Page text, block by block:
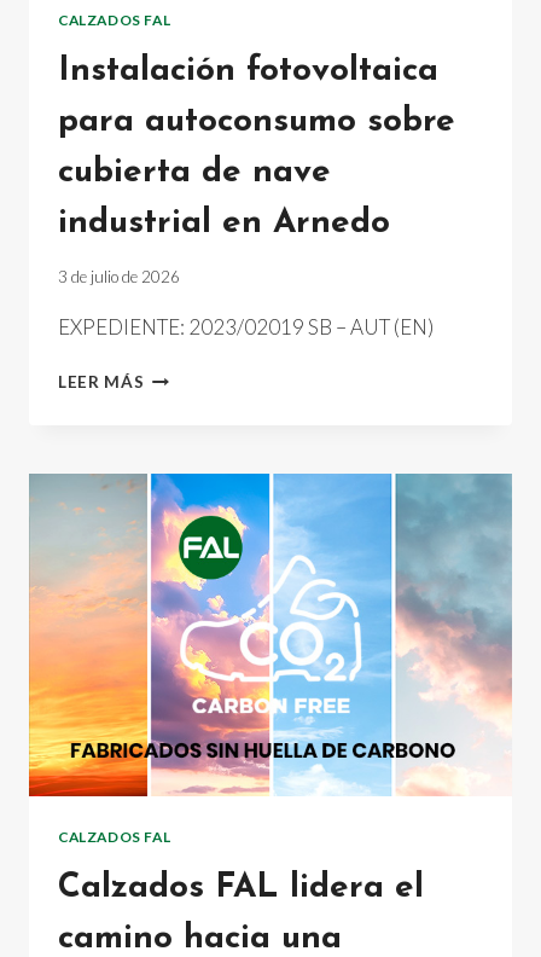
CALZADOS FAL
Instalación fotovoltaica
para autoconsumo sobre
cubierta de nave
industrial en Arnedo
3 de julio de 2026
EXPEDIENTE: 2023/02019 SB – AUT (EN)
LEER MÁS INSTALACIÓN
SOBRE
CUBIERTA
DE
NAVE
INDUSTRIAL
EN
ARNEDO
CALZADOS FAL
Calzados FAL lidera el
camino hacia una